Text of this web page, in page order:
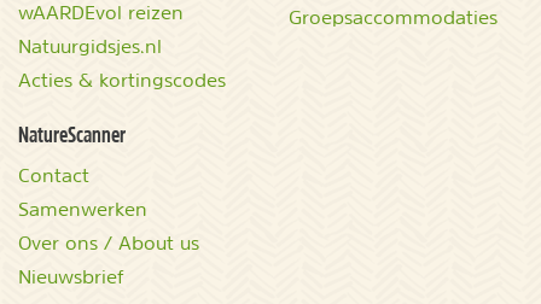
wAARDEvol reizen
Natuurgidsjes.nl
Acties & kortingscodes
Groepsaccommodaties
NatureScanner
Contact
Samenwerken
Over ons / About us
Nieuwsbrief